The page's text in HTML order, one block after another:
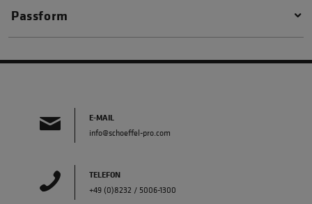
Passform
E-MAIL
info@schoeffel-pro.com
TELEFON
+49 (0)8232 / 5006-1300